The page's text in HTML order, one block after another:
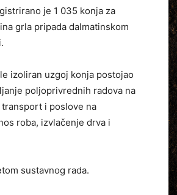
je 1 035 konja za
grla pripada dalmatinskom
izoliran uzgoj konja postojao
poljoprivrednih radova na
i poslove na
roba, izvlačenje drva i
sustavnog rada.